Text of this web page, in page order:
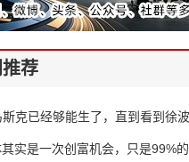
荐
斯克已经够能生了，直到看到
实是一次创富机会，只是99%